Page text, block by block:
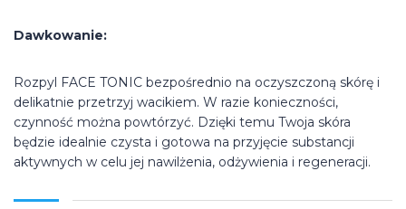
Dawkowanie:
Rozpyl FACE TONIC bezpośrednio na oczyszczoną skórę i
delikatnie przetrzyj wacikiem. W razie konieczności,
czynność można powtórzyć. Dzięki temu Twoja skóra
będzie idealnie czysta i gotowa na przyjęcie substancji
aktywnych w celu jej nawilżenia, odżywienia i regeneracji.